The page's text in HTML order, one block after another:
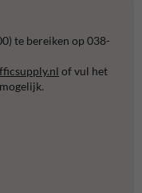
te bereiken op 038-
of vul het